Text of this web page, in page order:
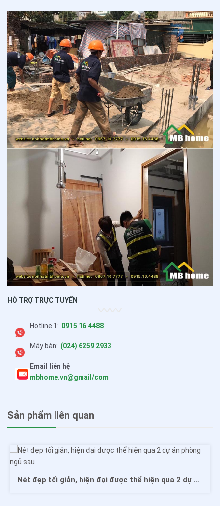
HỖ TRỢ TRỰC TUYẾN
Hotline 1: 0915 16 4488
Máy bàn: (024) 6259 2933
Email liên hệ
mbhome.vn@gmail/com
Sản phẩm liên quan
Nét đẹp tối giản, hiện đại được thể hiện qua 2 dự án phòng ngủ sau